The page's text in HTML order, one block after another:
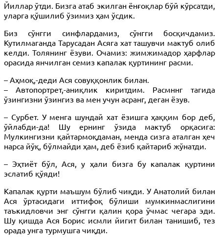
Йиллар ўтди. Бизга атаб экилган ёнғоқлар бўй кўрсатди,
уларга қўшилиб ўзимиз ҳам ўсдик.
Биз сўнгги синфлардамиз, сўнгги босқичдамиз.
Кутилмаганда Тарусадан Асяга хат ташувчи мактуб олиб
келди. Толянинг ёзуви. Очамиз: жимжимадор ҳарфлар
орасида янчилган семиз капалак қуртининг расми.
– Аҳмоқ,-деди Ася совуққонлик билан.
– Автопортрет,-аниқлик киритдим. Расмннг тагида
ўзингизни ўзингиз ва мен учун асранг, деган ёзув.
– Сурбет. У менга шундай хат ёзишга ҳаққим бор деб,
ўйлабди-да! Шу ернинг ўзида мактуб орқасига:
Мулкингизни қайтармоқдаман, менда сизга аталган ҳеч
нарса йўқ, бўлмайди ҳам, деб ёзиб қайтариб жўнатди.
– Эҳтиёт бўл, Ася, у ҳали бизга бу капалак қуртини
эслатиб қўяди!
Капалак қурти маъшум бўлиб чиқди. У Анатолий билан
Ася ўртасидаги иттифоқ бўлиши мумкинмаслигини
таъкидловчи энг сўнгги қалин қора ўчмас чегара эди.
Шу қишда Ася Борис исмли йигит билан танишиб, тез
орада унга турмушга чиқди.